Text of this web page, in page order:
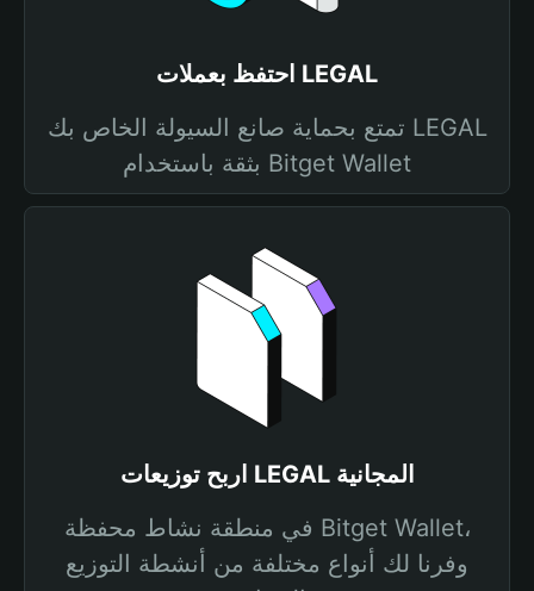
احتفظ بعملات LEGAL
تمتع بحماية صانع السيولة الخاص بك LEGAL
بثقة باستخدام Bitget Wallet
اربح توزيعات LEGAL المجانية
في منطقة نشاط محفظة Bitget Wallet،
وفرنا لك أنواع مختلفة من أنشطة التوزيع